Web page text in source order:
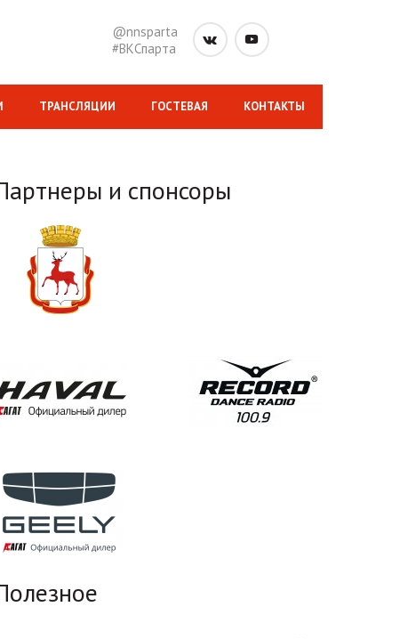
@nnsparta
#ВКСпарта
КОНТАКТЫ
ГОСТЕВАЯ
ТРАНСЛЯЦИИ
и спонсоры